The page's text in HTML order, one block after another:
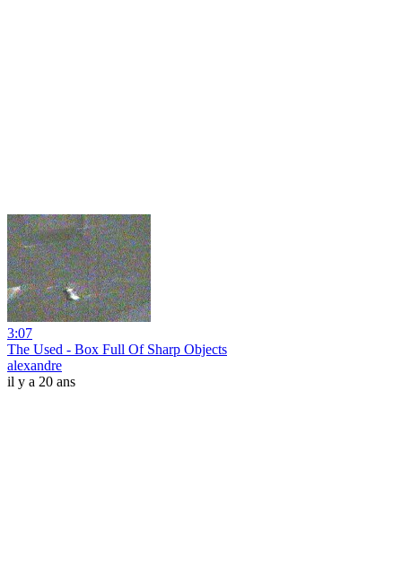
3:07
The Used - Box Full Of Sharp Objects
alexandre
il y a 20 ans